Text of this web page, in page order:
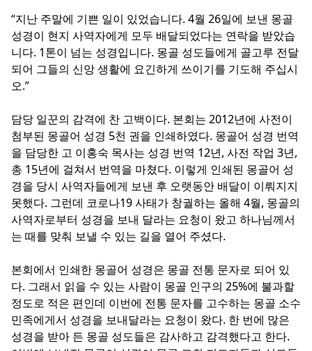
“지난 주말에 기쁜 일이 있었습니다. 4월 26일에 보낸 몽골
성경이 현지 사역자에게 모두 배달되었다는 연락을 받았습
니다. 1톤이 넘는 성경입니다. 몽골 성도들에게 골고루 전달
되어 그들의 신앙 생활에 요긴하게 쓰이기를 기도해 주십시
오.”
담당 일꾼의 감격에 찬 고백이다. 본회는 2012년에 사전이
첨부된 몽골어 성경 5천 권을 인쇄하였다. 몽골어 성경 번역
을 담당한 고 이홍숙 목사는 성경 번역 12년, 사전 작업 3년,
총 15년에 걸쳐서 번역을 마쳤다. 이렇게 인쇄된 몽골어 성
경을 당시 사역자들에게 보낸 후 오랫동안 배달이 이뤄지지
못했다. 그런데 코로나19 사태가 창궐하는 올해 4월, 몽골의
사역자로부터 성경을 보내 달라는 요청이 왔고 하나님께서
는 때를 맞춰 보낼 수 있는 길을 열어 주셨다.
본회에서 인쇄한 몽골어 성경은 몽골 전통 문자로 되어 있
다. 그래서 읽을 수 있는 사람이 몽골 인구의 25%에 불과할
정도로 적은 편인데 이번에 전통 문자를 고수하는 몽골 소수
민족에게서 성경을 보내달라는 요청이 왔다. 한 번에 많은
성경을 받아 든 몽골 성도들은 감사하고 감격했다고 한다.